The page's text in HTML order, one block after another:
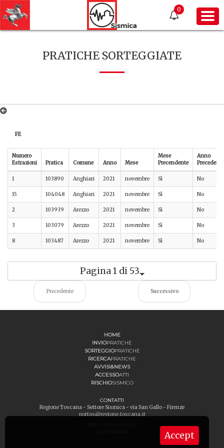
0
PRATICHE SORTEGGIATE
FE
Numero
Estrazioni
Pratica Comune Anno Mese
Mese
Precendente
Anno
Precedente
1 103890 Anghiari 2021 novembre Sì No
15 104048 Anghiari 2021 novembre Sì No
2 103939 Arezzo 2021 novembre Sì No
3 103079 Arezzo 2021 novembre Sì No
8 103487 Arezzo 2021 novembre Sì No
Pagina 1 di 53
Precedente Successivo
Accept
HOME
INVIOPRATICHE
SORTEGGIOPRATICHE
RICERCAPRATICHE
AVVISI&NEWS
ACCESSOATTI
RISCHIOSISMICO
CONTATTI
Regione Toscana - Settore Sismica - via San Gallo - Firenze
portos@regione.toscana.it